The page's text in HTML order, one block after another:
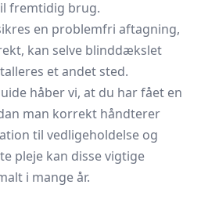
fremtidig brug.
en problemfri aftagning,
kan selve blinddækslet
et andet sted.
håber vi, at du har fået en
man korrekt håndterer
til vedligeholdelse og
pleje kan disse vigtige
i mange år.